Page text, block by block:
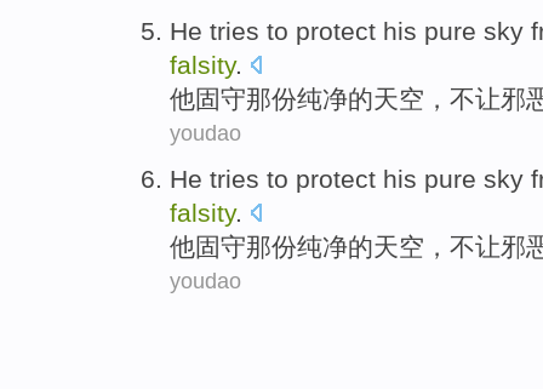
He tries to protect his pure sky
falsity.
他固守那份纯净的天空 ，不让邪
youdao
He tries to protect his pure sky
falsity.
他固守那份纯净的天空 ，不让邪
youdao